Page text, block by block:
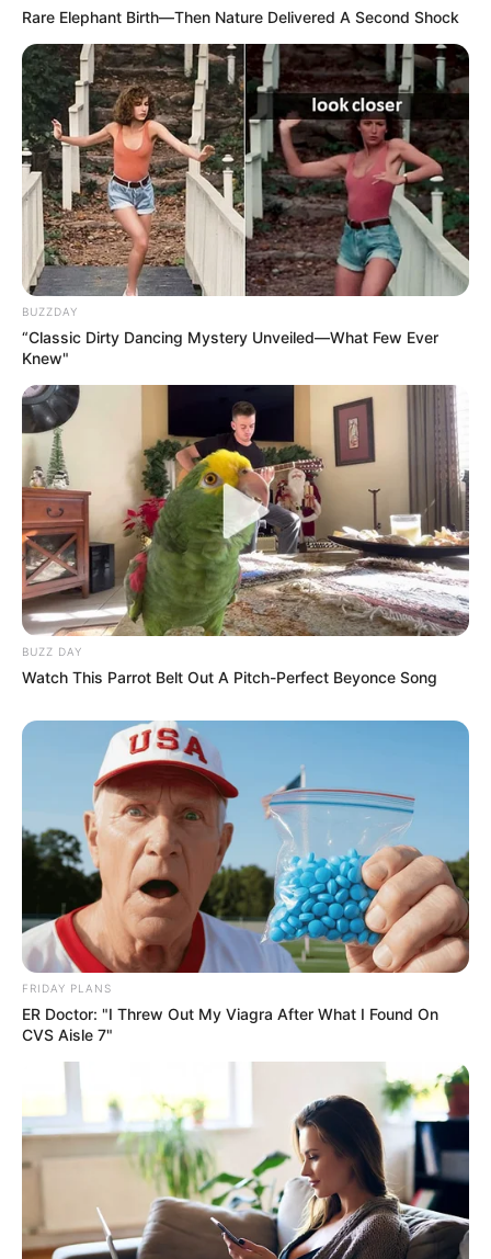
Rare Elephant Birth—Then Nature Delivered A Second Shock
BUZZDAY
“Classic Dirty Dancing Mystery Unveiled—What Few Ever
Knew"
BUZZ DAY
Watch This Parrot Belt Out A Pitch-Perfect Beyonce Song
FRIDAY PLANS
ER Doctor: "I Threw Out My Viagra After What I Found On
CVS Aisle 7"